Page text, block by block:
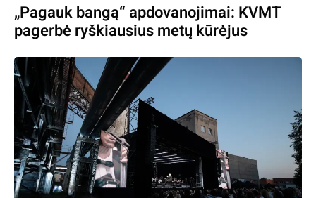
„Pagauk bangą“ apdovanojimai: KVMT
pagerbė ryškiausius metų kūrėjus